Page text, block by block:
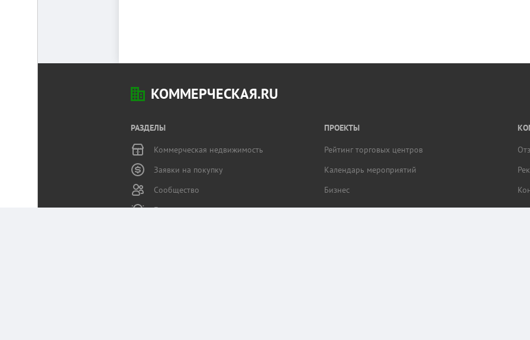
КОММЕРЧЕСКАЯ.RU
РАЗДЕЛЫ
Коммерческая недвижимость
Заявки на покупку
Сообщество
Бизнес-журнал
ПРОЕКТЫ
Рейтинг торговых центров
Календарь мероприятий
Бизнес